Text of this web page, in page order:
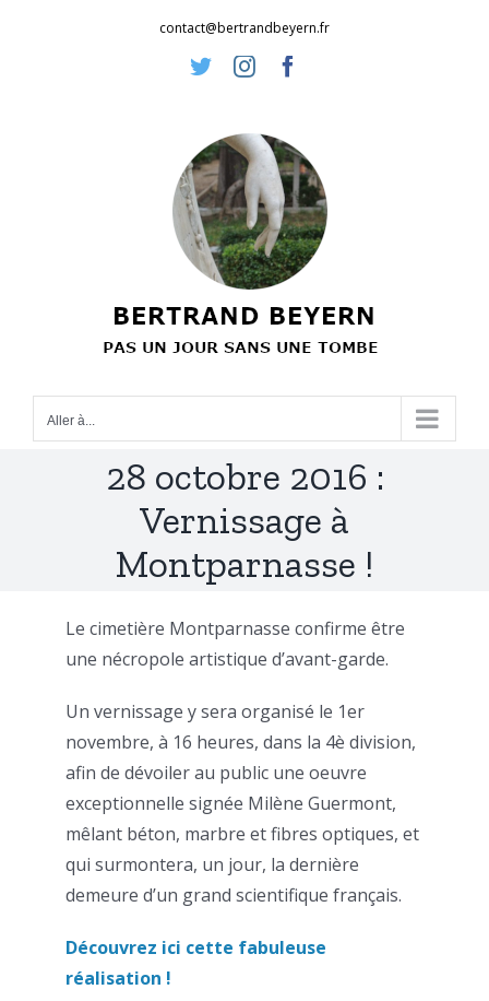
contact@bertrandbeyern.fr
TwitterInstagram
Aller à...
28 octobre 2016 :
Vernissage à
Montparnasse !
Le cimetière Montparnasse confirme être
une nécropole artistique d’avant-garde.
Un vernissage y sera organisé le 1er
novembre, à 16 heures, dans la 4è division,
afin de dévoiler au public une oeuvre
exceptionnelle signée Milène Guermont,
mêlant béton, marbre et fibres optiques, et
qui surmontera, un jour, la dernière
demeure d’un grand scientifique français.
Découvrez ici cette fabuleuse
réalisation !